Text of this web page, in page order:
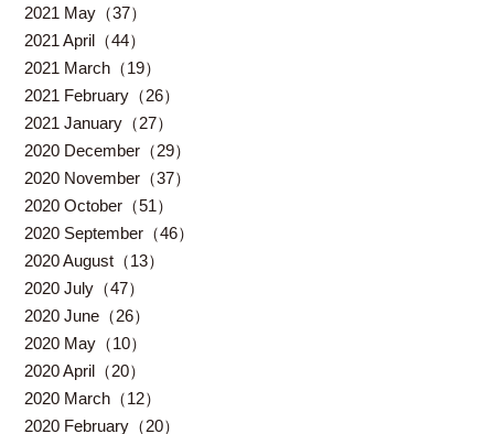
2021 May（37）
2021 April（44）
2021 March（19）
2021 February（26）
2021 January（27）
2020 December（29）
2020 November（37）
2020 October（51）
2020 September（46）
2020 August（13）
2020 July（47）
2020 June（26）
2020 May（10）
2020 April（20）
2020 March（12）
2020 February（20）